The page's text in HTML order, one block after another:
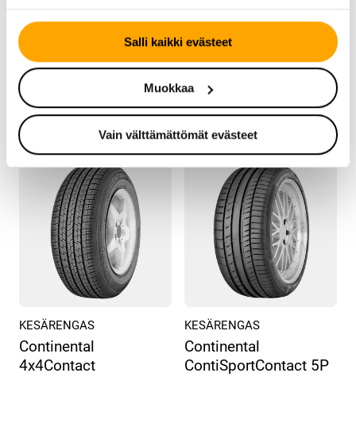
Salli kaikki evästeet
Muokkaa
Vain välttämättömät evästeet
KESÄRENGAS
Continental
CrossContact LX Sport
ContiSilent
KESÄRENGAS
Continental
CrossContact UHP
KESÄRENGAS
Continental
4x4Contact
KESÄRENGAS
Continental
ContiSportContact 5P